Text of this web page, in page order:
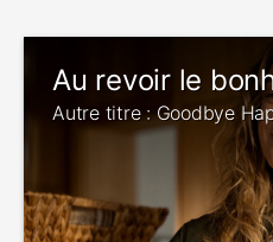
Au revoir le
Autre titre : Goodbye